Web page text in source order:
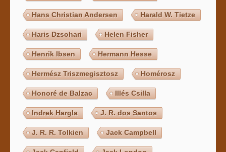
Hans Christian Andersen Harald W. Tietze
Haris Dzsohari Helen Fisher
Henrik Ibsen Hermann Hesse
Hermész Triszmegisztosz Homérosz
Honoré de Balzac Illés Csilla
Indrek Hargla J. R. dos Santos
J. R. R. Tolkien Jack Campbell